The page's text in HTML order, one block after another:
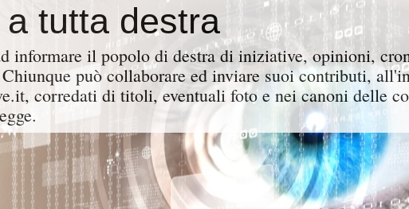
tutta destra
informare il popolo di destra di iniziative, opinioni,
può collaborare ed inviare suoi contributi,
corredati di titoli, eventuali foto e nei canoni delle